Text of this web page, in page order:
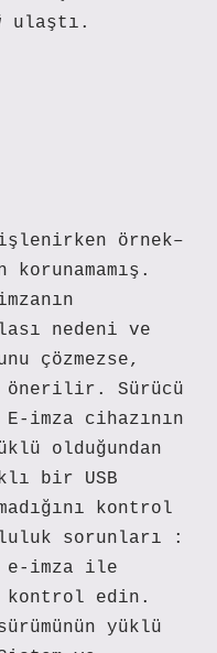
ulaştı.
işlenirken örnek–
nedeni ve
çözmezse,
önerilir. Sürücü
imza cihazının
olduğundan
bir USB
kontrol
sorunları :
e-imza ile
kontrol edin.
yüklü